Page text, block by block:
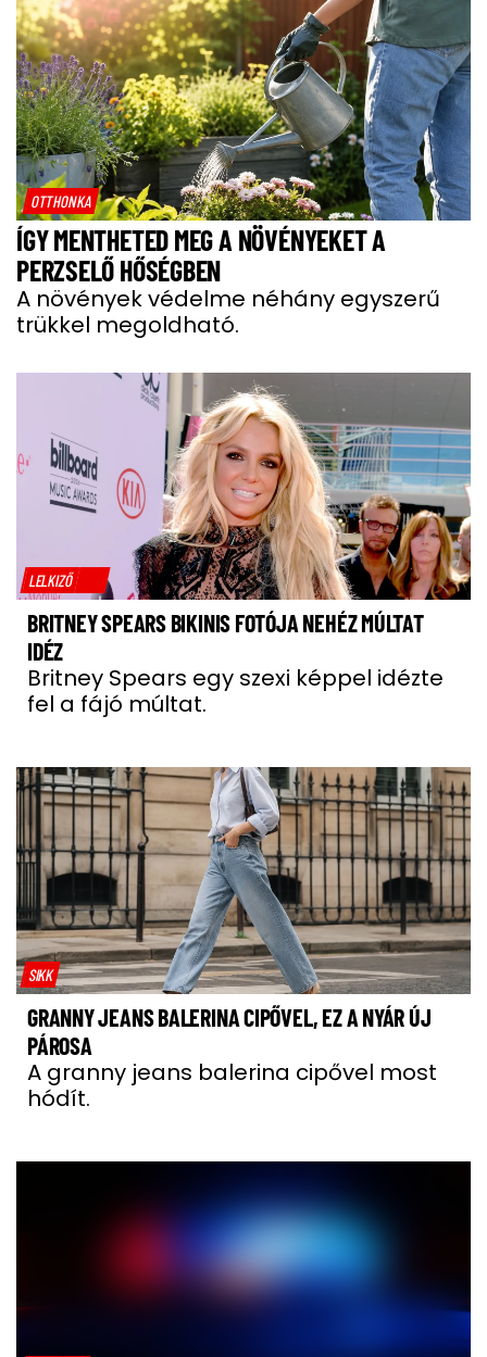
OTTHONKA
ÍGY MENTHETED MEG A NÖVÉNYEKET A
PERZSELŐ HŐSÉGBEN
A növények védelme néhány egyszerű
trükkel megoldható.
LELKIZŐ
BRITNEY SPEARS BIKINIS FOTÓJA NEHÉZ MÚLTAT
IDÉZ
Britney Spears egy szexi képpel idézte
fel a fájó múltat.
SIKK
GRANNY JEANS BALERINA CIPŐVEL, EZ A NYÁR ÚJ
PÁROSA
A granny jeans balerina cipővel most
hódít.